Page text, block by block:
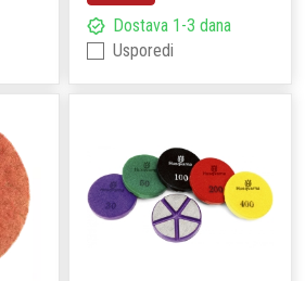
Dostava 1-3 dana
Usporedi